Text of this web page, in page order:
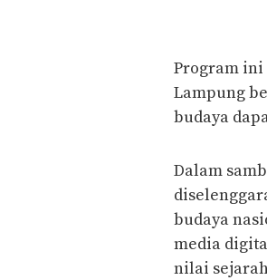
Program
Lampung
budaya
Dalam
budaya
media
nilai